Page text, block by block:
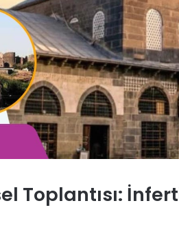
Toplantısı: